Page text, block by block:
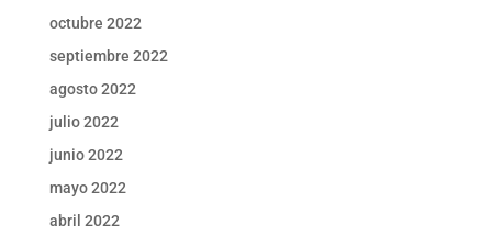
octubre 2022
septiembre 2022
agosto 2022
julio 2022
junio 2022
mayo 2022
abril 2022